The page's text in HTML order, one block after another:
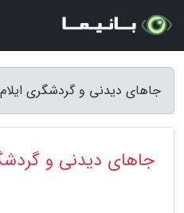
جاهای دیدنی و گردشگری
جاهای دیدنی و